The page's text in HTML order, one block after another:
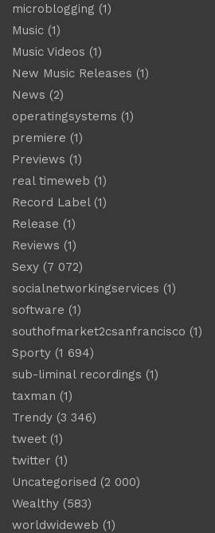
microblogging (1)
Music (1)
Music Videos (1)
New Music Releases (1)
News (2)
operatingsystems (1)
premiere (1)
Previews (1)
real timeweb (1)
Record Label(1)
Release (1)
Reviews (1)
Sexy (7 072)
socialnetworkingservices (1)
software (1)
southofmarket2csanfrancisco (1)
Sporty (1 694)
sub-liminal recordings (1)
taxman (1)
Trendy (3 346)
tweet (1)
twitter (1)
Uncategorised (2 000)
Wealthy (583)
worldwideweb (1)